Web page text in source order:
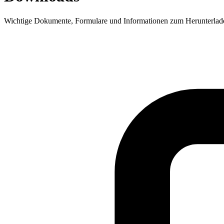
Wichtige Dokumente, Formulare und Informationen zum